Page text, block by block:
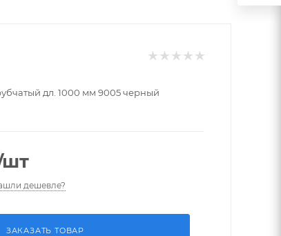
дл. 1000 мм 9005 черный
дешевле?
ЗАКАЗАТЬ ТОВАР